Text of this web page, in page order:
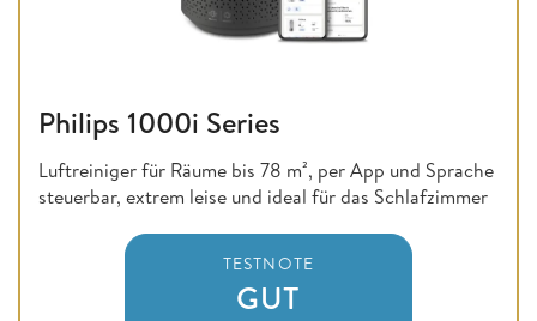
Philips 1000i Series
Luftreiniger für Räume bis 78 m², per App und Sprache
steuerbar, extrem leise und ideal für das Schlafzimmer
TESTNOTE
GUT